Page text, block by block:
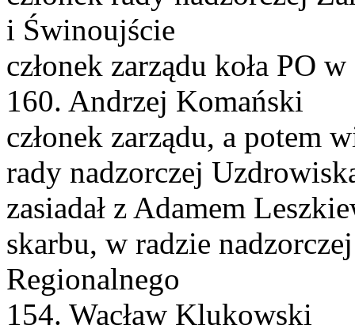
i Świnoujście
członek zarządu koła PO
160. Andrzej Komański
członek zarządu, a potem
rady nadzorczej
zasiadał z Adamem
skarbu, w radzie
Regionalnego
154. Wacław Klukowski